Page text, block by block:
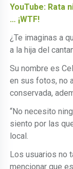
YouTube: Rata
… ¡WTF!
¿Te imaginas a
a la hija del
Su nombre es
en sus fotos, no
conservada,
“No necesito
siento por las
local.
Los usuarios no
mencionar que